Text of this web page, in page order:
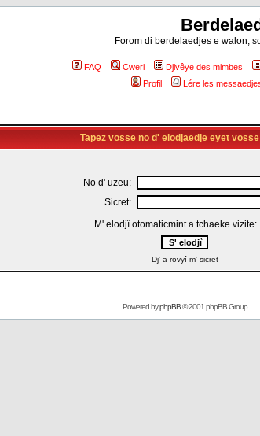
Forom di berdelaedjes e walon,
FAQ Cweri Djivêye des mimbes
Profil
Lére les
Tapez vosse no d' elodjaedje eyet
No d' uzeu:
Sicret:
M' elodjî otomaticmint a tchaeke vizite:
Dj' a rovyî m' sicret
Powered byphpBB© 2001 phpBB Group